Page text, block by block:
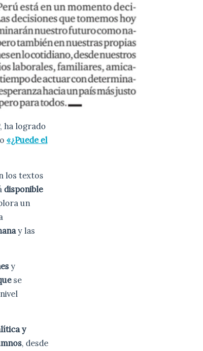
, ha logrado
«¿Puede el
los textos
disponible
un
y las
y
se
y
, desde